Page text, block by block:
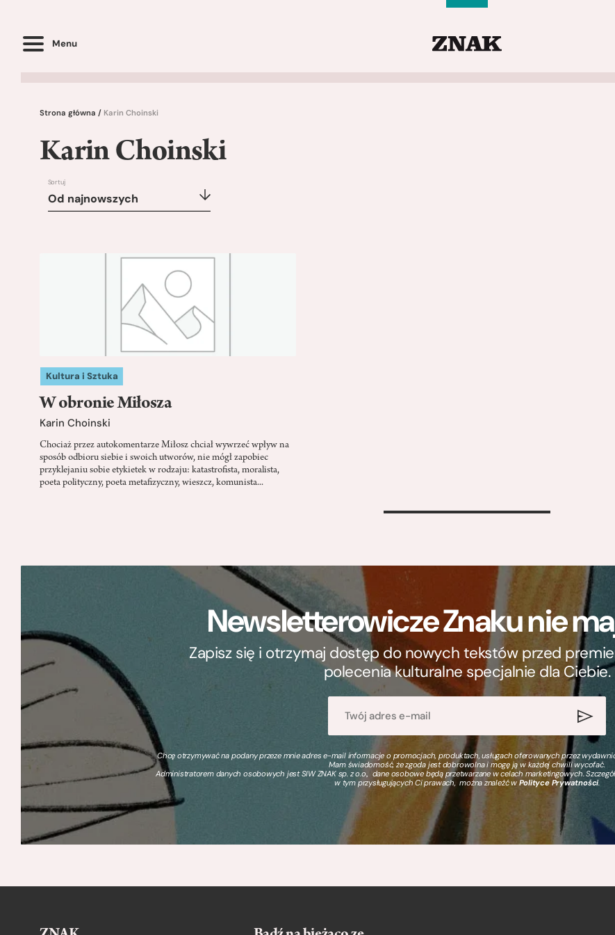
Menu
Strona główna / Karin Choinski
Karin Choinski
Sortuj
Od najnowszych
Kultura i Sztuka
W obronie Miłosza
Karin Choinski
Chociaż przez autokomentarze Miłosz chciał wywrzeć wpływ na
sposób odbioru siebie i swoich utworów, nie mógł zapobiec
przyklejaniu sobie etykietek w rodzaju: katastrofista, moralista,
poeta polityczny, poeta metafizyczny, wieszcz, komunista...
>
Newsletterowicze Znaku nie
Zapisz się i otrzymaj dostęp do nowych tekstów przed
polecenia kulturalne specjalnie dla Ciebie.
Chcę otrzymywać na podany przeze mnie adres e-mail informacje o promocjach, produktach, usługach oferowanych przez
Mam świadomość, że zgoda jest dobrowolna i mogę ją w każdej chwili wycofać.
Administratorem danych osobowych jest SIW ZNAK sp. z o.o., dane osobowe będą przetwarzane w celach marketingowych.
w tym przysługujących Ci prawach, można znaleźć wPolityce Prywatności.